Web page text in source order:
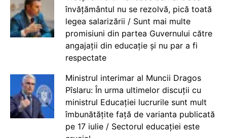
învățământul nu se rezolvă, pică toată
legea salarizării / Sunt mai multe
promisiuni din partea Guvernului către
angajații din educație și nu par a fi
respectate
Ministrul interimar al Muncii Dragos
Pîslaru: În urma ultimelor discuții cu
ministrul Educației lucrurile sunt mult
îmbunătățite față de varianta publicată
pe 17 iulie / Sectorul educației este